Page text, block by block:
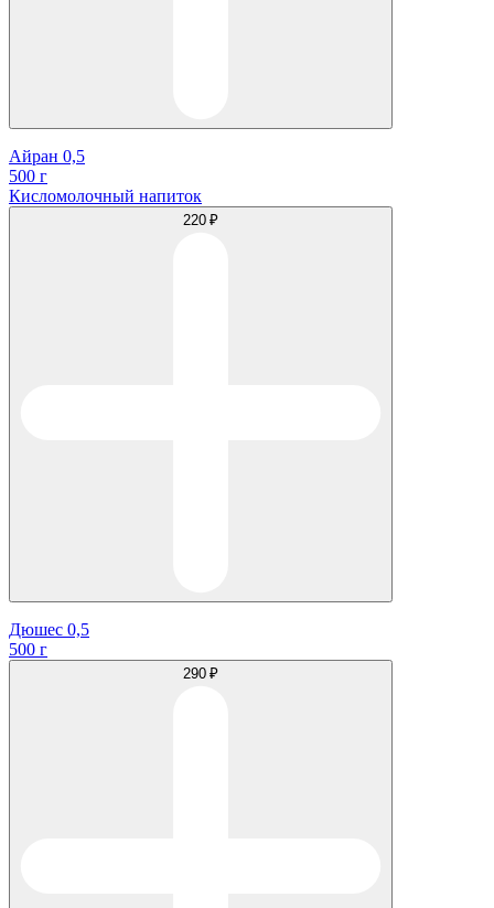
Айран 0,5
500 г
Кисломолочный напиток
220 ₽
Дюшес 0,5
500 г
290 ₽